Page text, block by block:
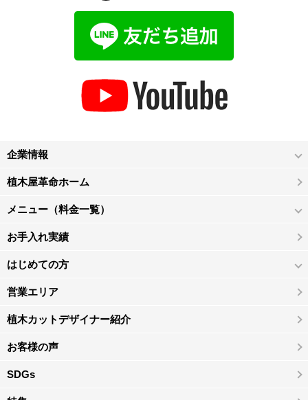
企業情報
植木屋革命ホーム
メニュー（料金一覧）
お手入れ実績
はじめての方
営業エリア
植木カットデザイナー紹介
お客様の声
SDGs